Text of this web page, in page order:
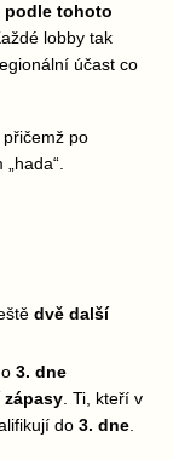
podle tohoto
lobby tak
účast co
po
dvě další
3. dne
. Ti, kteří v
do 3. dne